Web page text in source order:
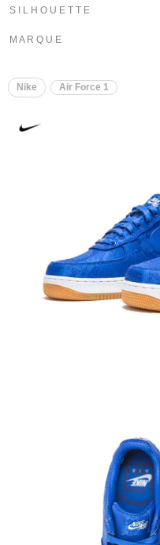
S I L H O U E T T E
M A R Q U E
Nike Air Force 1